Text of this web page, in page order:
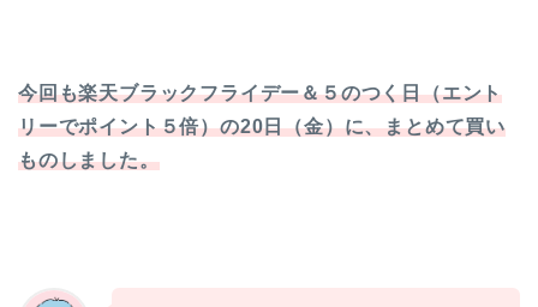
今回も楽天ブラックフライデー＆５のつく日（エント
リーでポイント５倍）の20日（金）に、まとめて買い
ものしました。